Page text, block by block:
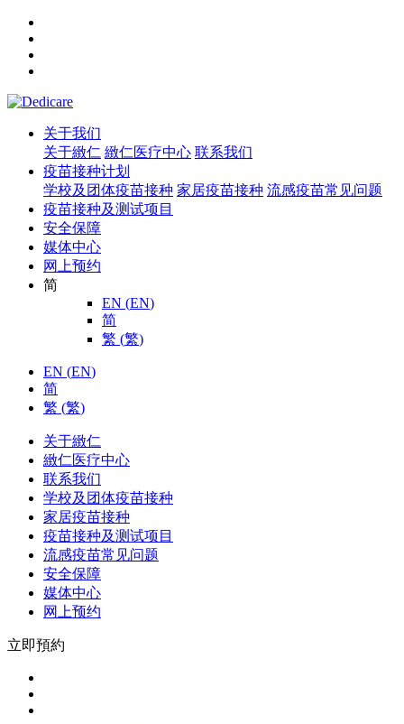
关于我们
关于緻仁 緻仁医疗中心 联系我们
疫苗接种计划
学校及团体疫苗接种 家居疫苗接种 流感疫苗常见问题
疫苗接种及测试项目
安全保障
媒体中心
网上预约
简
EN (EN)
简
繁 (繁)
EN (EN)
简
繁 (繁)
关于緻仁
緻仁医疗中心
联系我们
学校及团体疫苗接种
家居疫苗接种
疫苗接种及测试项目
流感疫苗常见问题
安全保障
媒体中心
网上预约
立即預約